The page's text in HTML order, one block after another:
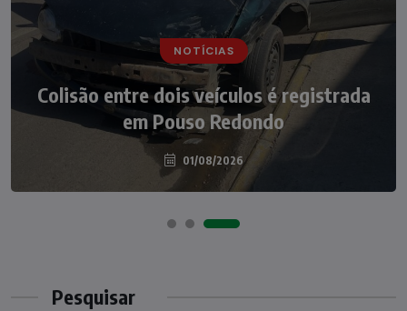
NOTÍCIAS
Colisão entre dois veículos é registrada
em Pouso Redondo
01/08/2026
NOTÍCIAS
Irmãos de 7 e 14 anos morrem
atropelados na BR-470 em Pouso
Redondo
04/08/2026
Pesquisar